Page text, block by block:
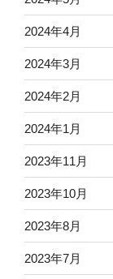
2024年4月
2024年3月
2024年2月
2024年1月
2023年11月
2023年10月
2023年8月
2023年7月